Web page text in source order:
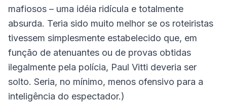
mafiosos – uma idéia ridícula e totalmente
absurda. Teria sido muito melhor se os roteiristas
tivessem simplesmente estabelecido que, em
função de atenuantes ou de provas obtidas
ilegalmente pela polícia, Paul Vitti deveria ser
solto. Seria, no mínimo, menos ofensivo para a
inteligência do espectador.)